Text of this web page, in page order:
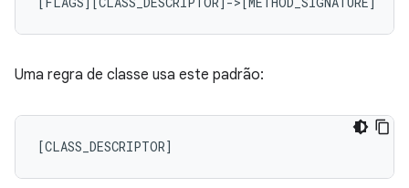
Uma regra de classe usa este padrão: